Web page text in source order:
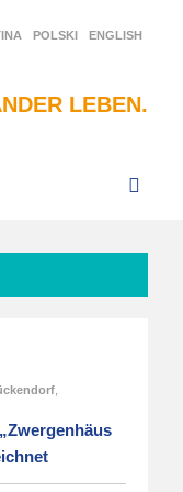
POLSKI ENGLISH
LEBEN.